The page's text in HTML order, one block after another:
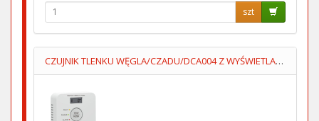
szt
CZUJNIK TLENKU WĘGLA/CZADU/DCA004 Z WYŚWIETLACZEM 2XAA LUMIO